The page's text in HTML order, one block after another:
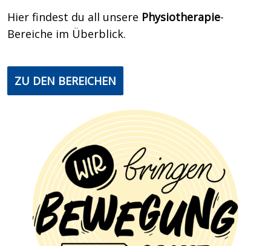
Hier findest du all unsere Physiotherapie-
Bereiche im Überblick.
ZU DEN BEREICHEN